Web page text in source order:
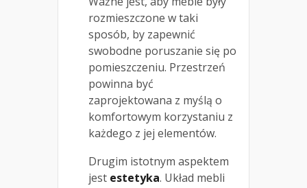
rozmieszczone w taki
sposób, by zapewnić
swobodne poruszanie się po
pomieszczeniu. Przestrzeń
powinna być
zaprojektowana z myślą o
komfortowym korzystaniu z
każdego z jej elementów.
Drugim istotnym aspektem
jest estetyka. Układ mebli